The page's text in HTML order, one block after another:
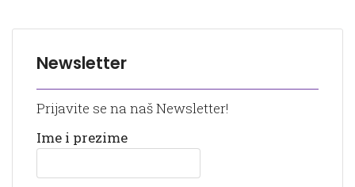
Newsletter
Prijavite se na naš Newsletter!
Ime i prezime